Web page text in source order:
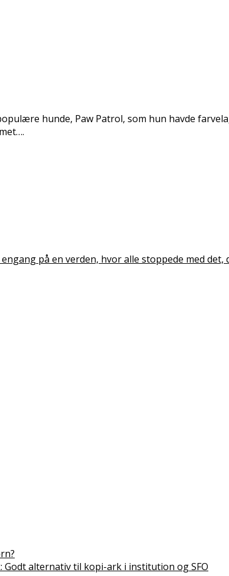
hunde, Paw Patrol, som hun havde
på en verden, hvor alle stoppede med det,
Godt alternativ til kopi-ark i institution og SFO